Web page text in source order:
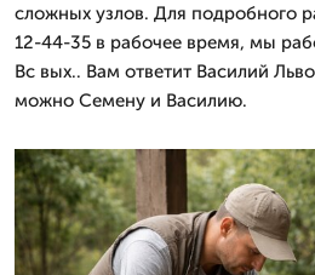
сложных узлов. Для подробного
12-44-35 в рабочее время, мы
Вс вых.. Вам ответит Василий
можно Семену и Василию.